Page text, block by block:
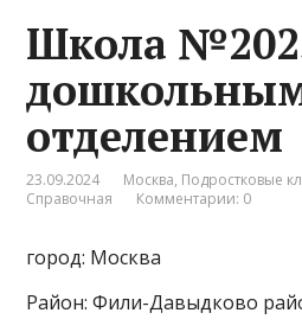
Школа
отделением
23.09.2024 Москва, Подростковые
Справочная
Комментарии: 0
город: Москва
Район: Фили-Давыдково